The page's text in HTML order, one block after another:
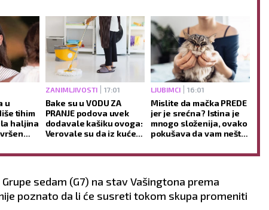
u
tihim
haljina
ZANIMLJIVOSTI 17:01
Bake su u VODU ZA
PRANJE podova uvek
dodavale kašiku ovoga:
Verovale su da iz kuće
energiju i donosi MIR
LJUBIMCI 16:01
Mislite da mačka PREDE
jer je srećna? Istina je
mnogo složenija, ovako
pokušava da vam nešto
sedam (G7) na stav Vašingtona prema
poznato da li će susreti tokom skupa promeniti